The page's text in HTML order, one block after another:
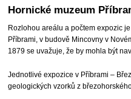
Hornické muzeum
Rozlohou areálu a počtem expozic
Příbrami, v budově Mincovny v
1879 se uvažuje, že by mohla být
Jednotlivé expozice v Příbrami –
geologických vzorků z